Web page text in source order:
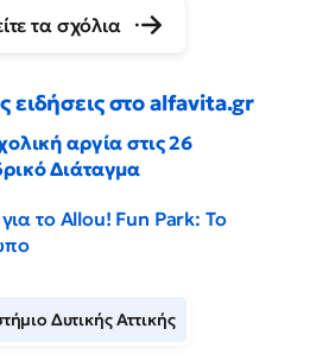
τα σχόλια
ειδήσεις στο alfavita.gr
αργία στις 26
Διάταγμα
το Allou! Fun Park: Το
Δυτικής Αττικής